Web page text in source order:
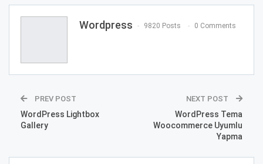
Wordpress 9820 Posts 0 Comments
PREV POST
WordPress Lightbox
Gallery
NEXT POST
WordPress Tema
Woocommerce Uyumlu
Yapma